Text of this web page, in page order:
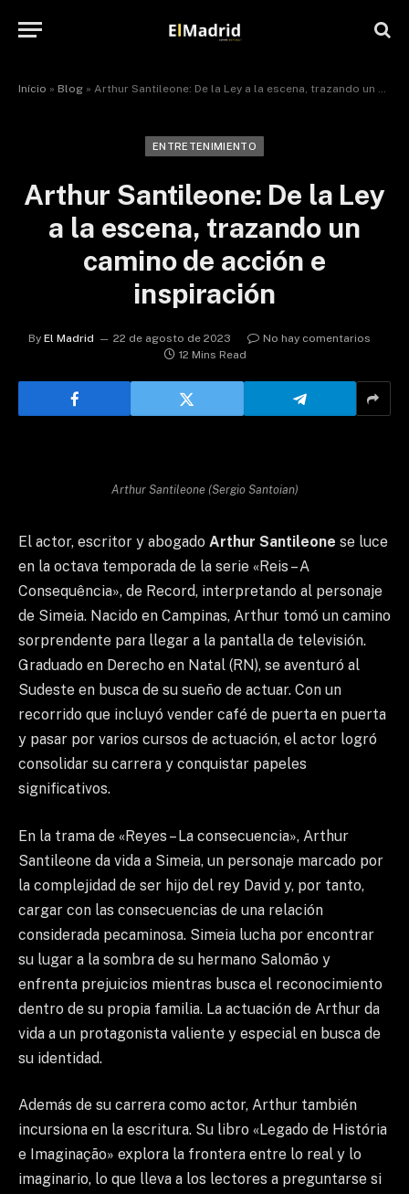
Início » Blog » Arthur Santileone: De la Ley a la escena, trazando un camino de acción e inspiración
ENTRETENIMIENTO
Arthur Santileone: De la Ley
a la escena, trazando un
camino de acción e
inspiración
By El Madrid 22 de agosto de 2023
No hay comentarios
12 Mins Read
Arthur Santileone (Sergio Santoian)
El actor, escritor y abogado Arthur Santileone se luce
en la octava temporada de la serie «Reis – A
Consequência», de Record, interpretando al personaje
de Simeia. Nacido en Campinas, Arthur tomó un camino
sorprendente para llegar a la pantalla de televisión.
Graduado en Derecho en Natal (RN), se aventuró al
Sudeste en busca de su sueño de actuar. Con un
recorrido que incluyó vender café de puerta en puerta
y pasar por varios cursos de actuación, el actor logró
consolidar su carrera y conquistar papeles
significativos.
En la trama de «Reyes – La consecuencia», Arthur
Santileone da vida a Simeia, un personaje marcado por
la complejidad de ser hijo del rey David y, por tanto,
cargar con las consecuencias de una relación
considerada pecaminosa. Simeia lucha por encontrar
su lugar a la sombra de su hermano Salomão y
enfrenta prejuicios mientras busca el reconocimiento
dentro de su propia familia. La actuación de Arthur da
vida a un protagonista valiente y especial en busca de
su identidad.
Además de su carrera como actor, Arthur también
incursiona en la escritura. Su libro «Legado de História
e Imaginação» explora la frontera entre lo real y lo
imaginario, lo que lleva a los lectores a preguntarse si